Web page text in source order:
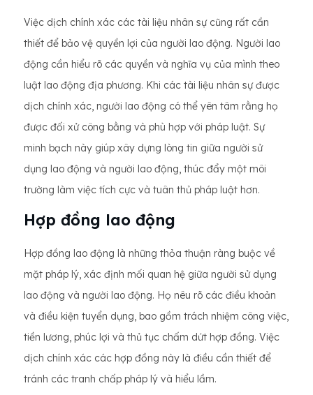
Việc dịch chính xác các tài liệu nhân sự cũng rất cần
thiết để bảo vệ quyền lợi của người lao động. Người lao
động cần hiểu rõ các quyền và nghĩa vụ của mình theo
luật lao động địa phương. Khi các tài liệu nhân sự được
dịch chính xác, người lao động có thể yên tâm rằng họ
được đối xử công bằng và phù hợp với pháp luật. Sự
minh bạch này giúp xây dựng lòng tin giữa người sử
dụng lao động và người lao động, thúc đẩy một môi
trường làm việc tích cực và tuân thủ pháp luật hơn.
Hợp đồng lao động
Hợp đồng lao động là những thỏa thuận ràng buộc về
mặt pháp lý, xác định mối quan hệ giữa người sử dụng
lao động và người lao động. Họ nêu rõ các điều khoản
và điều kiện tuyển dụng, bao gồm trách nhiệm công việc,
tiền lương, phúc lợi và thủ tục chấm dứt hợp đồng. Việc
dịch chính xác các hợp đồng này là điều cần thiết để
tránh các tranh chấp pháp lý và hiểu lầm.